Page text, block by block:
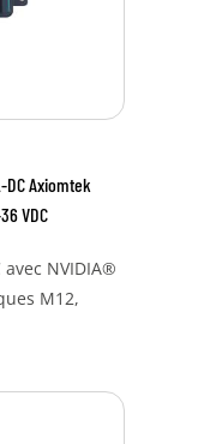
DC Axiomtek
VDC
avec NVIDIA®
M12,